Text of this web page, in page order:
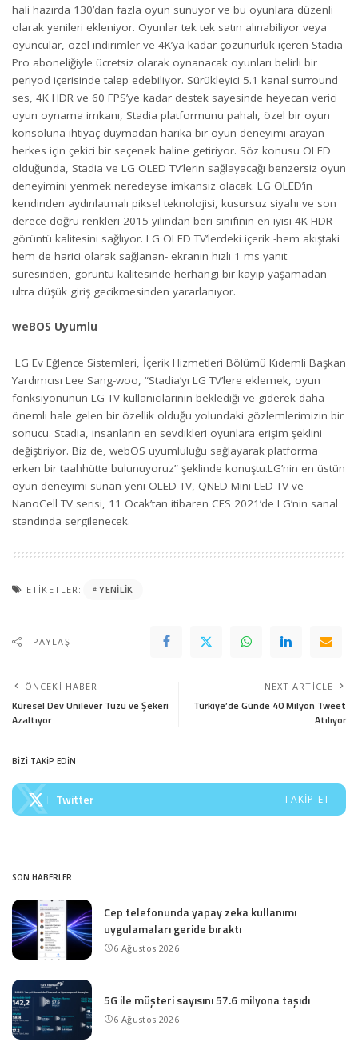
hali hazırda 130’dan fazla oyun sunuyor ve bu oyunlara düzenli
olarak yenileri ekleniyor. Oyunlar tek tek satın alınabiliyor veya
oyuncular, özel indirimler ve 4K’ya kadar çözünürlük içeren Stadia
Pro aboneliğiyle ücretsiz olarak oynanacak oyunları belirli bir
periyod içerisinde talep edebiliyor. Sürükleyici 5.1 kanal surround
ses, 4K HDR ve 60 FPS’ye kadar destek sayesinde heyecan verici
oyun oynama imkanı, Stadia platformunu pahalı, özel bir oyun
konsoluna ihtiyaç duymadan harika bir oyun deneyimi arayan
herkes için çekici bir seçenek haline getiriyor. Söz konusu OLED
olduğunda, Stadia ve LG OLED TV’lerin sağlayacağı benzersiz oyun
deneyimini yenmek neredeyse imkansız olacak. LG OLED’in
kendinden aydınlatmalı piksel teknolojisi, kusursuz siyahı ve son
derece doğru renkleri 2015 yılından beri sınıfının en iyisi 4K HDR
görüntü kalitesini sağlıyor. LG OLED TV’lerdeki içerik -hem akıştaki
hem de harici olarak sağlanan- ekranın hızlı 1 ms yanıt
süresinden, görüntü kalitesinde herhangi bir kayıp yaşamadan
ultra düşük giriş gecikmesinden yararlanıyor.
weBOS Uyumlu
LG Ev Eğlence Sistemleri, İçerik Hizmetleri Bölümü Kıdemli Başkan
Yardımcısı Lee Sang-woo, “Stadia’yı LG TV’lere eklemek, oyun
fonksiyonunun LG TV kullanıcılarının beklediği ve giderek daha
önemli hale gelen bir özellik olduğu yolundaki gözlemlerimizin bir
sonucu. Stadia, insanların en sevdikleri oyunlara erişim şeklini
değiştiriyor. Biz de, webOS uyumluluğu sağlayarak platforma
erken bir taahhütte bulunuyoruz” şeklinde konuştu.LG’nin en üstün
oyun deneyimi sunan yeni OLED TV, QNED Mini LED TV ve
NanoCell TV serisi, 11 Ocak’tan itibaren CES 2021’de LG’nin sanal
standında sergilenecek.
ETIKETLER: YENILIK
PAYLAŞ
ÖNCEKI HABER
Küresel Dev Unilever Tuzu ve Şekeri
Azaltıyor
NEXT ARTICLE
Türkiye’de Günde 40 Milyon Tweet
Atılıyor
BİZİ TAKİP EDİN
Twitter TAKIP ET
SON HABERLER
Cep telefonunda yapay zeka kullanımı
uygulamaları geride bıraktı
6 Ağustos 2026
5G ile müşteri sayısını 57.6 milyona taşıdı
6 Ağustos 2026